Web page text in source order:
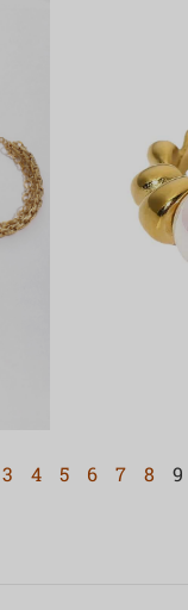
3 4 5 6 7 8 9